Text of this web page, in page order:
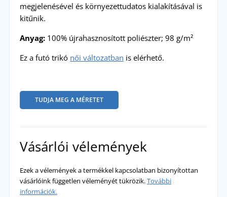
megjelenésével és környezettudatos kialakításával is
kitűnik.
Anyag:100% újrahasznosított poliészter; 98 g/m²
Ez a futó trikó női változatban is elérhető.
TUDJA MEG A MÉRETET
Vásárlói vélemények
Ezek a vélemények a termékkel kapcsolatban bizonyítottan
vásárlóink független véleményét tükrözik.További
információk.